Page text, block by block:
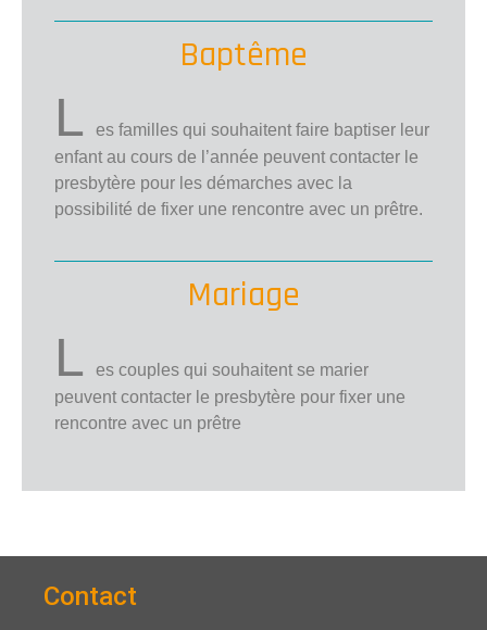
Baptême
L
es familles qui souhaitent faire baptiser leur
enfant au cours de l’année peuvent contacter le
presbytère pour les démarches avec la
possibilité de fixer une rencontre avec un prêtre.
Mariage
L
es couples qui souhaitent se marier
peuvent contacter le presbytère pour fixer une
rencontre avec un prêtre
Contact